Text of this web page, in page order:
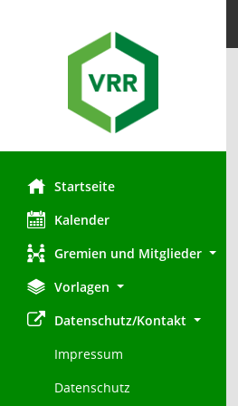
Startseite
Kalender
Gremien und Mitglieder
Vorlagen
Datenschutz/Kontakt
Impressum
Datenschutz